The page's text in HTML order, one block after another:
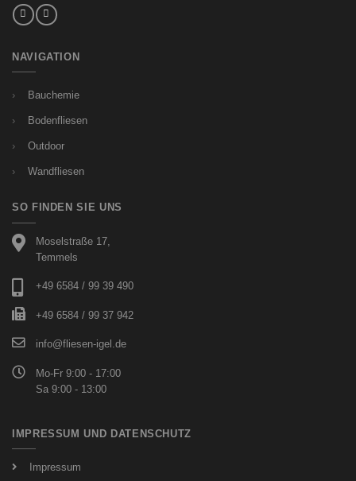
NAVIGATION
Bauchemie
Bodenfliesen
Outdoor
Wandfliesen
SO FINDEN SIE UNS
Moselstraße 17,
Temmels
+49 6584 / 99 39 490
+49 6584 / 99 37 942
info@fliesen-igel.de
Mo-Fr 9:00 - 17:00
Sa 9:00 - 13:00
IMPRESSUM UND DATENSCHUTZ
Impressum